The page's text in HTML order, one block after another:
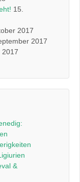
15.
2017
2017
2017
&